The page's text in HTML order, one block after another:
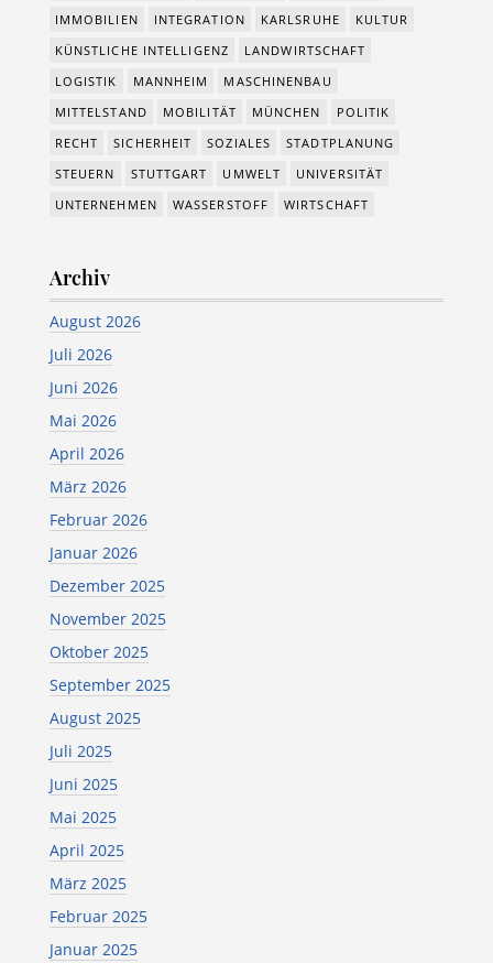
IMMOBILIEN
INTEGRATION KARLSRUHE
KULTUR
KÜNSTLICHE INTELLIGENZ
LANDWIRTSCHAFT
LOGISTIK
MANNHEIM
MASCHINENBAU
MITTELSTAND
MOBILITÄT MÜNCHEN
POLITIK
RECHT
SICHERHEIT SOZIALES
STADTPLANUNG
STEUERN
STUTTGART UMWELT
UNIVERSITÄT
UNTERNEHMEN
WASSERSTOFF WIRTSCHAFT
Archiv
August 2026
Juli 2026
Juni 2026
Mai 2026
April 2026
März 2026
Februar 2026
Januar 2026
Dezember 2025
November 2025
Oktober 2025
September 2025
August 2025
Juli 2025
Juni 2025
Mai 2025
April 2025
März 2025
Februar 2025
Januar 2025